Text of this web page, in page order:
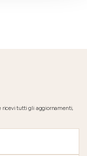
ricevi tutti gli aggiornamenti,